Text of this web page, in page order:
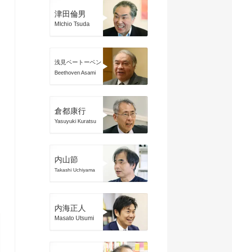
津田倫男
MIchio Tsuda
浅見ベートーベン
Beethoven Asami
倉都康行
Yasuyuki Kuratsu
内山節
Takashi Uchiyama
内海正人
Masato Utsumi